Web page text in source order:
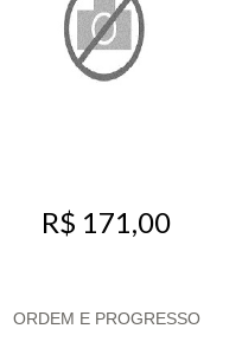
R$ 171,00
ORDEM E PROGRESSO